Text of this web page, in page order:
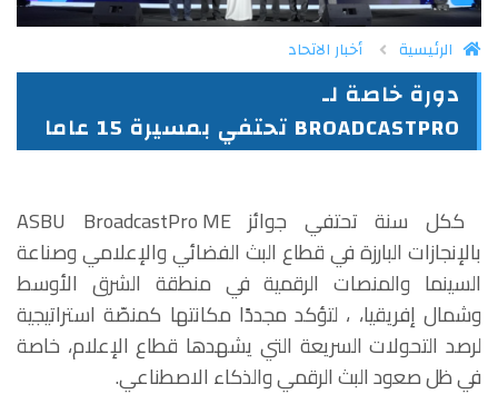
الرئيسية
أخبار الاتحاد
دورة خاصة لـ
BROADCASTPRO تحتفي بمسيرة 15 عاما
ككل سنة تحتفي جوائز ASBU BroadcastPro ME
بالإنجازات البارزة في قطاع البث الفضائي والإعلامي وصناعة
السينما والمنصات الرقمية في منطقة الشرق الأوسط
وشمال إفريقيا، ، لتؤكد مجددًا مكانتها كمنصّة استراتيجية
لرصد التحولات السريعة التي يشهدها قطاع الإعلام، خاصة
في ظل صعود البث الرقمي والذكاء الاصطناعي.